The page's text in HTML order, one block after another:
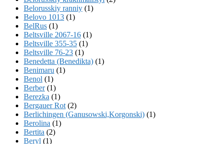
Belorusskiy ranniy (1)
Belovo 1013 (1)
BelRus (1)
Beltsville 2067-16 (1)
Beltsville 355-35 (1)
Beltsville 76-23 (1)
Benedetta (Benedikta) (1)
Benimaru (1)
Benol (1)
Berber(1)
Berezka (1)
Bergauer Rot (2)
Berlichingen (Ganusowski,Korgonski) (1)
Berolina (1)
Bertita (2)
Beryl (1)